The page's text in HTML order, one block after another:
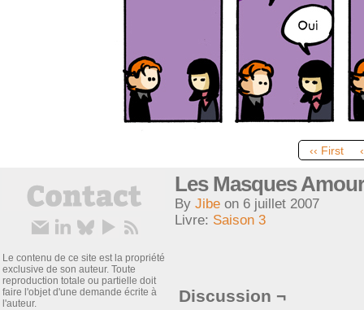
‹‹ First
Le contenu de ce site est la propriété
exclusive de son auteur. Toute
reproduction totale ou partielle doit
faire l'objet d'une demande écrite à
l'auteur.
Les Masques
By Jibe on 6 juillet 2007
Livre: Saison 3
Discussion ¬